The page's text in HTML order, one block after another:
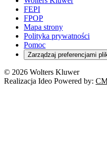
FEPI
FPOP
Mapa strony
Polityka prywatności
Pomoc
Zarządzaj preferencjami
© 2026 Wolters Kluwer
Realizacja Ideo Powered by: